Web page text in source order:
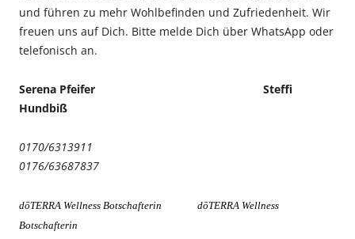
und führen zu mehr Wohlbefinden und Zufriedenheit. Wir
freuen uns auf Dich. Bitte melde Dich über WhatsApp oder
telefonisch an.
Serena Pfeifer Steffi
Hundbiß
0170/6313911
0176/63687837
dōTERRA Wellness Botschafterin dōTERRA Wellness
Botschafterin